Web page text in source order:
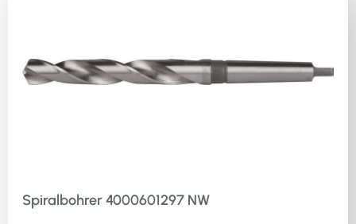
Spiralbohrer 4000601297 NW